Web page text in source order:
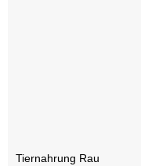
Tiernahrung Rau